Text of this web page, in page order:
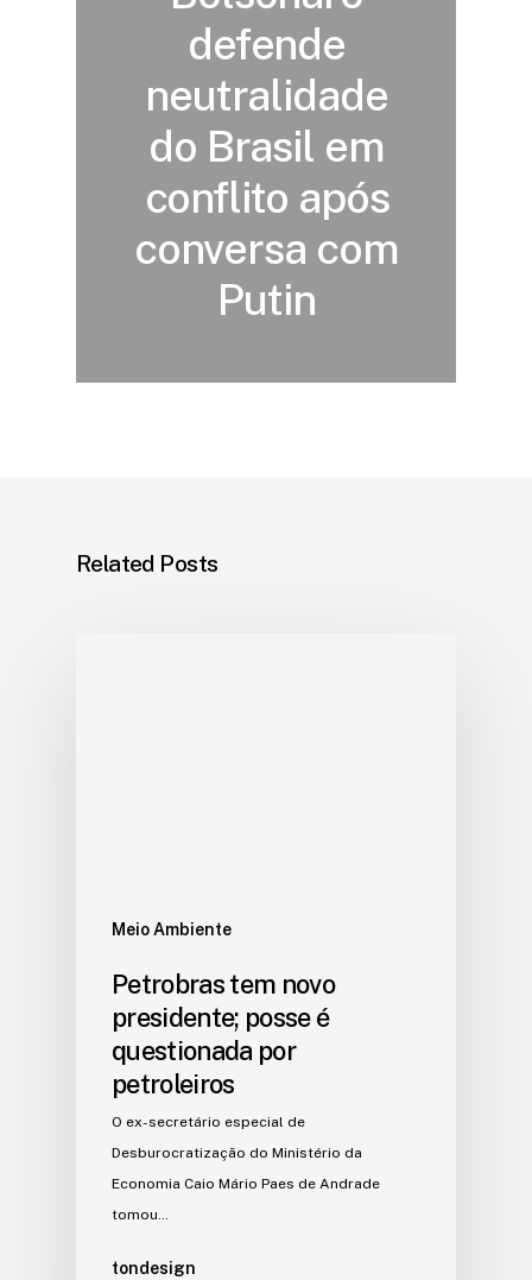
defende
neutralidade
do Brasil em
conflito após
conversa com
Putin
Related Posts
Meio Ambiente
Petrobras tem novo
presidente; posse é
questionada por
petroleiros
O ex-secretário especial de
Desburocratização do Ministério da
Economia Caio Mário Paes de Andrade
tomou…
tondesign